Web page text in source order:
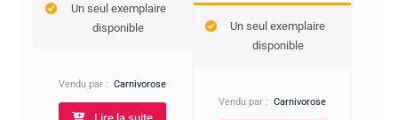
Un seul exemplaire
disponible
Vendu par :Carnivorose
Un seul exemplaire
disponible
Vendu par : Carnivorose